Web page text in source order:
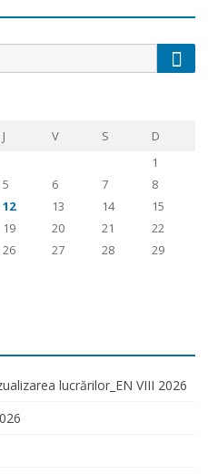
J V S
D
1
5 6 7
8
12 13 14
15
19 20 21
22
26 27 28
29
lucrărilor_EN VIII 2026